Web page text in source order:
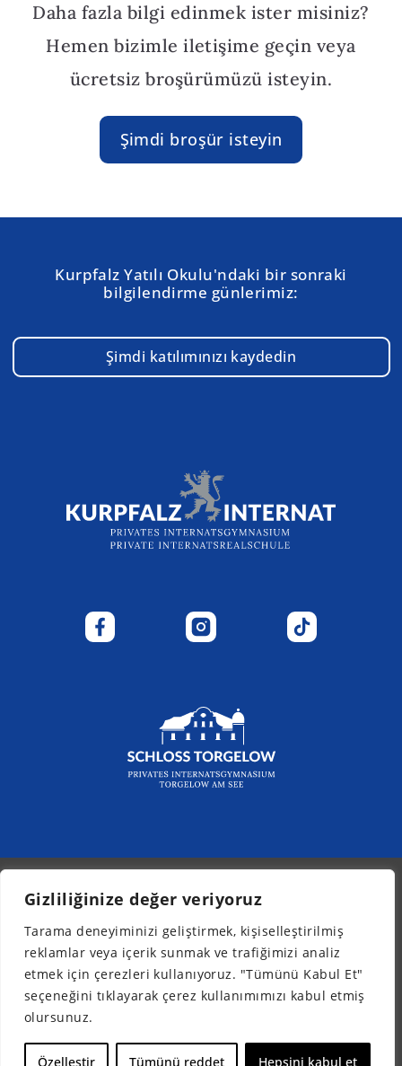
Gizliliğinize değer veriyoruz
Tarama deneyiminizi geliştirmek, kişiselleştirilmiş
reklamlar veya içerik sunmak ve trafiğimizi analiz
etmek için çerezleri kullanıyoruz. "Tümünü Kabul Et"
seçeneğini tıklayarak çerez kullanımımızı kabul etmiş
olursunuz.
Özelleştir Tümünü reddet Hepsini kabul et
Daha fazla bilgi edinmek ister misiniz?
Hemen bizimle iletişime geçin veya
ücretsiz broşürümüzü isteyin.
Şimdi broşür isteyin
Kurpfalz Yatılı Okulu'ndaki bir sonraki
bilgilendirme günlerimiz:
Şimdi katılımınızı kaydedin
© 2026 - Kurpfalz-Internat
Bülten
Yasal bilgiler
Veri koruması
TR